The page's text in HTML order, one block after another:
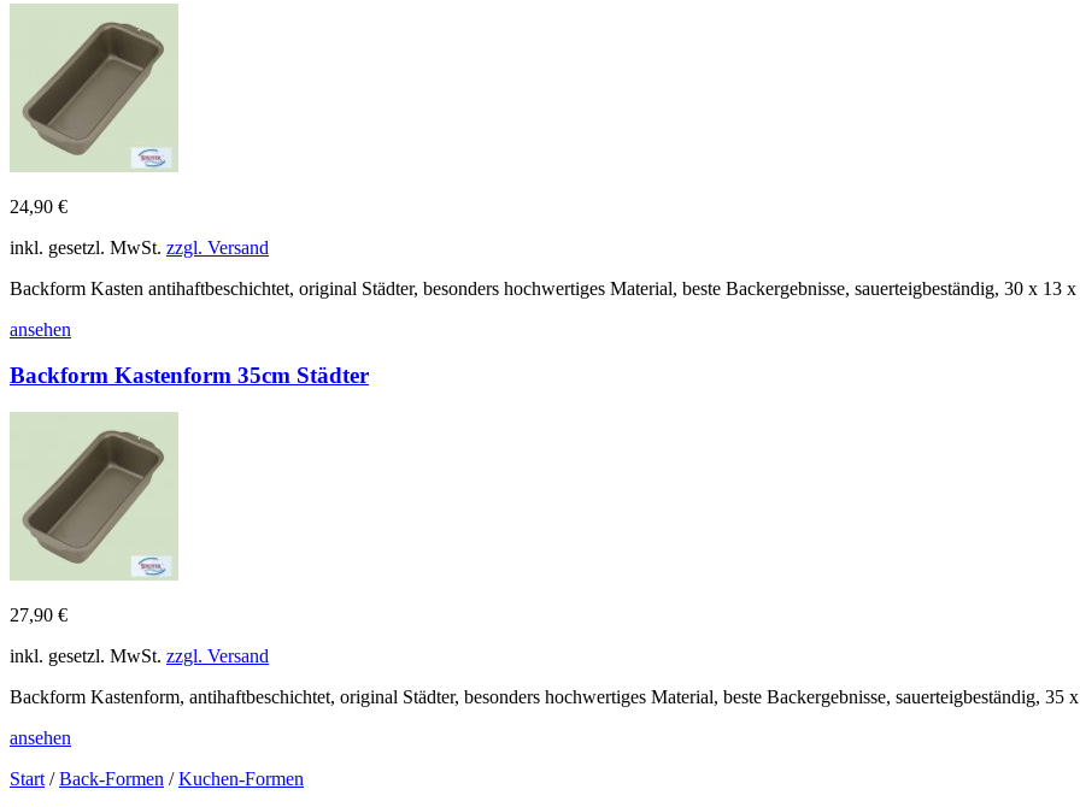
24,90 €
inkl. gesetzl. MwSt. zzgl. Versand
Backform Kasten antihaftbeschichtet, original Städter, besonders hochwertiges Material, beste Backergebnisse, sauerteigbeständig, 30 x 13
ansehen
Backform Kastenform 35cm Städter
27,90 €
inkl. gesetzl. MwSt. zzgl. Versand
Backform Kastenform, antihaftbeschichtet, original Städter, besonders hochwertiges Material, beste Backergebnisse, sauerteigbeständig, 35
ansehen
Start /Back-Formen /Kuchen-Formen